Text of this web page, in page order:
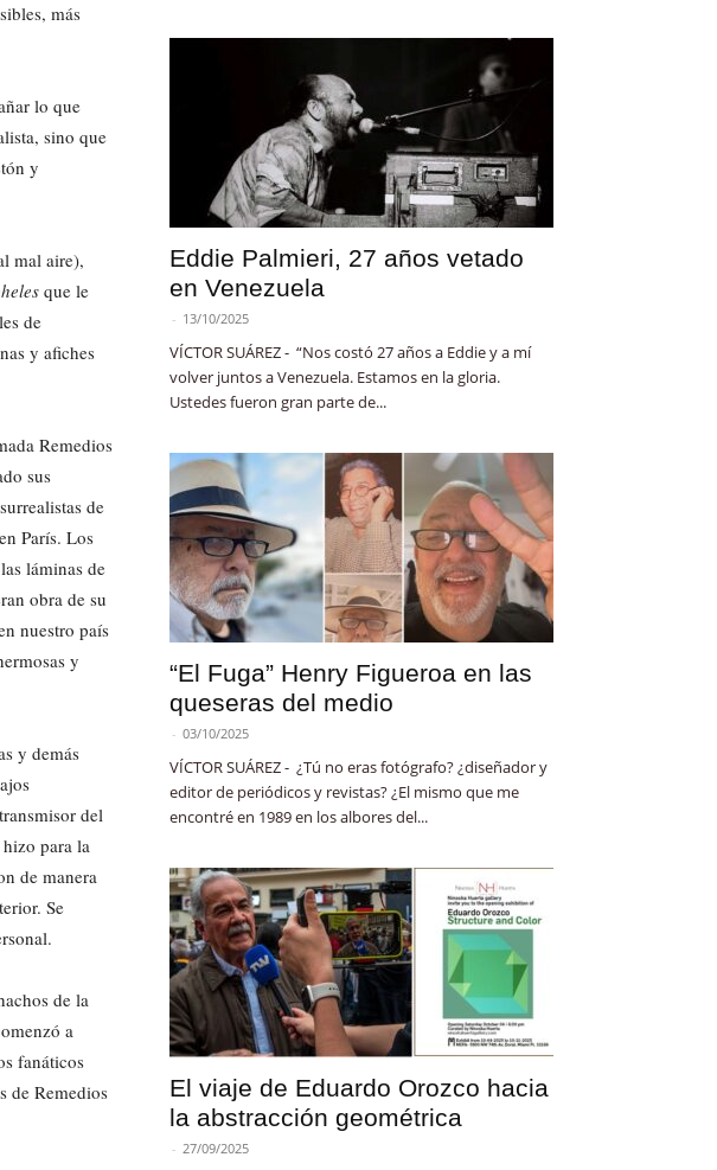
más
lo que
sino que
y
mal aire),
que le
de
y afiches
Remedios
sus
de
París. Los
láminas de
obra de su
nuestro país
y
y demás
del
para la
de manera
Se
de la
a
fanáticos
de Remedios
Eddie Palmieri, 27 años vetado
en Venezuela
- 13/10/2025
VÍCTOR SUÁREZ - “Nos costó 27 años a Eddie y a mí
volver juntos a Venezuela. Estamos en la gloria.
Ustedes fueron gran parte de...
“El Fuga” Henry Figueroa en las
queseras del medio
- 03/10/2025
VÍCTOR SUÁREZ - ¿Tú no eras fotógrafo? ¿diseñador y
editor de periódicos y revistas? ¿El mismo que me
encontré en 1989 en los albores del...
El viaje de Eduardo Orozco hacia
la abstracción geométrica
- 27/09/2025